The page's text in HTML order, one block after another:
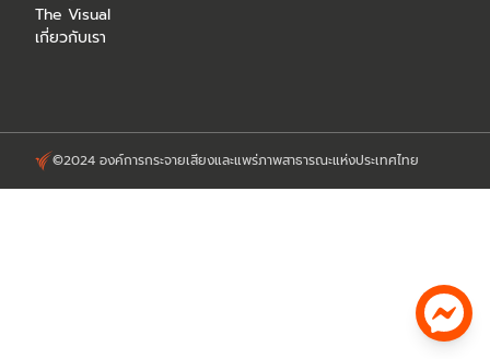
The Visual
เกี่ยวกับเรา
©2024 องค์การกระจายเสียงและแพร่ภาพสาธารณะแห่งประเทศไทย